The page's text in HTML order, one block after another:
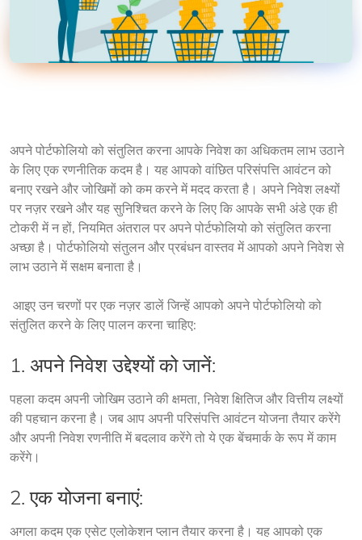
अपने पोर्टफोलियो को संतुलित करना आपके निवेश का अधिकतम लाभ उठाने
के लिए एक रणनीतिक कदम है। यह आपको वांछित परिसंपत्ति आवंटन को
बनाए रखने और जोखिमों को कम करने में मदद करता है। अपने निवेश लक्ष्यों
पर नज़र रखने और यह सुनिश्चित करने के लिए कि आपके सभी अंडे एक ही
टोकरी में न हों, नियमित अंतराल पर अपने पोर्टफोलियो को संतुलित करना
अच्छा है। पोर्टफोलियो संतुलन और प्रबंधन वास्तव में आपको अपने निवेश से
लाभ उठाने में सक्षम बनाता है।
आइए उन चरणों पर एक नज़र डालें जिन्हें आपको अपने पोर्टफोलियो को
संतुलित करने के लिए पालन करना चाहिए:
1. अपने निवेश उद्देश्यों को जानें:
पहला कदम अपनी जोखिम उठाने की क्षमता, निवेश क्षितिज और वित्तीय लक्ष्यों
की पहचान करना है। जब आप अपनी परिसंपत्ति आवंटन योजना तैयार करेंगे
और अपनी निवेश रणनीति में बदलाव करेंगे तो ये एक बेंचमार्क के रूप में काम
करेंगे।
2. एक योजना बनाएं:
अगला कदम एक एसेट एलोकेशन प्लान तैयार करना है। यह आपको एक